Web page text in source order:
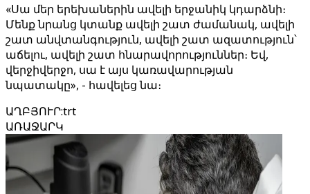
«Սա մեր երեխաներին ավելի երջանիկ կդարձնի։
Մենք նրանց կտանք ավելի շատ ժամանակ, ավելի
շատ անվտանգություն, ավելի շատ ազատություն՝
աճելու, ավելի շատ հնարավորություններ։ Եվ,
վերջիվերջո, սա է այս կառավարության
նպատակը», - հավելեց նա։
ԱՂԲՅՈՒՐ:trt
ԱՌԱՋԱՐԿ